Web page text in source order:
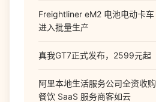
Freightliner eM2 电池电动卡车
进入批量生产
真我GT7正式发布，2599元起
阿里本地生活服务公司全资收购
餐饮 SaaS 服务商客如云